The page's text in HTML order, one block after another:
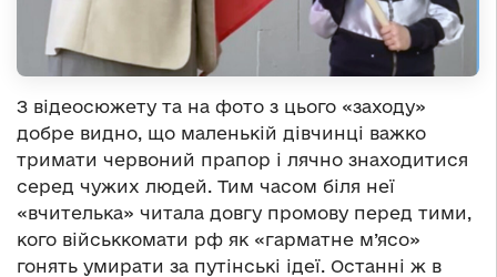
З відеосюжету та на фото з цього «заходу»
добре видно, що маленькій дівчинці важко
тримати червоний прапор і лячно знаходитися
серед чужих людей. Тим часом біля неї
«вчителька» читала довгу промову перед тими,
кого військкомати рф як «гарматне м’ясо»
гонять умирати за путінські ідеї. Останні ж в